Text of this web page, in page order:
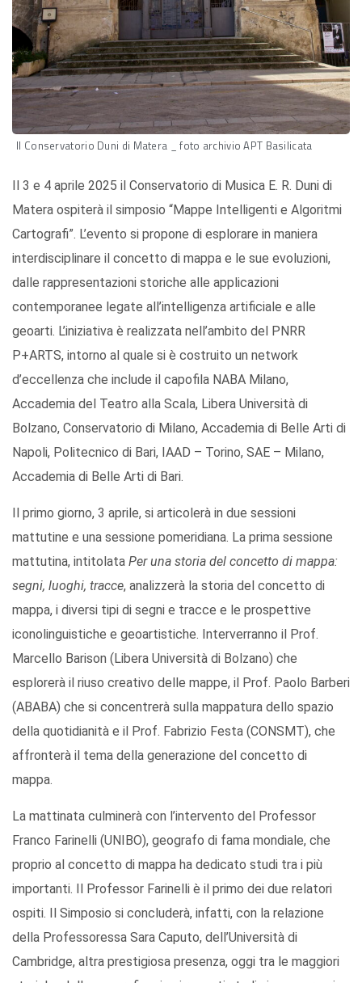
Il Conservatorio Duni di Matera _ foto archivio APT Basilicata
Il 3 e 4 aprile 2025 il Conservatorio di Musica E. R. Duni di
Matera ospiterà il simposio “Mappe Intelligenti e Algoritmi
Cartografi”. L’evento si propone di esplorare in maniera
interdisciplinare il concetto di mappa e le sue evoluzioni,
dalle rappresentazioni storiche alle applicazioni
contemporanee legate all’intelligenza artificiale e alle
geoarti. L’iniziativa è realizzata nell’ambito del PNRR
P+ARTS, intorno al quale si è costruito un network
d’eccellenza che include il capofila NABA Milano,
Accademia del Teatro alla Scala, Libera Università di
Bolzano, Conservatorio di Milano, Accademia di Belle Arti di
Napoli, Politecnico di Bari, IAAD – Torino, SAE – Milano,
Accademia di Belle Arti di Bari.
Il primo giorno, 3 aprile, si articolerà in due sessioni
mattutine e una sessione pomeridiana. La prima sessione
mattutina, intitolata Per una storia del concetto di mappa:
segni, luoghi, tracce, analizzerà la storia del concetto di
mappa, i diversi tipi di segni e tracce e le prospettive
iconolinguistiche e geoartistiche. Interverranno il Prof.
Marcello Barison (Libera Università di Bolzano) che
esplorerà il riuso creativo delle mappe, il Prof. Paolo Barberi
(ABABA) che si concentrerà sulla mappatura dello spazio
della quotidianità e il Prof. Fabrizio Festa (CONSMT), che
affronterà il tema della generazione del concetto di
mappa.
La mattinata culminerà con l’intervento del Professor
Franco Farinelli (UNIBO), geografo di fama mondiale, che
proprio al concetto di mappa ha dedicato studi tra i più
importanti. Il Professor Farinelli è il primo dei due relatori
ospiti. Il Simposio si concluderà, infatti, con la relazione
della Professoressa Sara Caputo, dell’Università di
Cambridge, altra prestigiosa presenza, oggi tra le maggiori